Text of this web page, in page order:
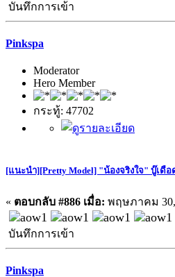
บันทึกการเข้า
Pinkspa
Moderator
Hero Member
กระทู้: 47702
[แนะนำ][Pretty Model] "น้องจริงใจ" บู๊เดื
« ตอบกลับ #886 เมื่อ: พฤษภาคม 30,
บันทึกการเข้า
Pinkspa